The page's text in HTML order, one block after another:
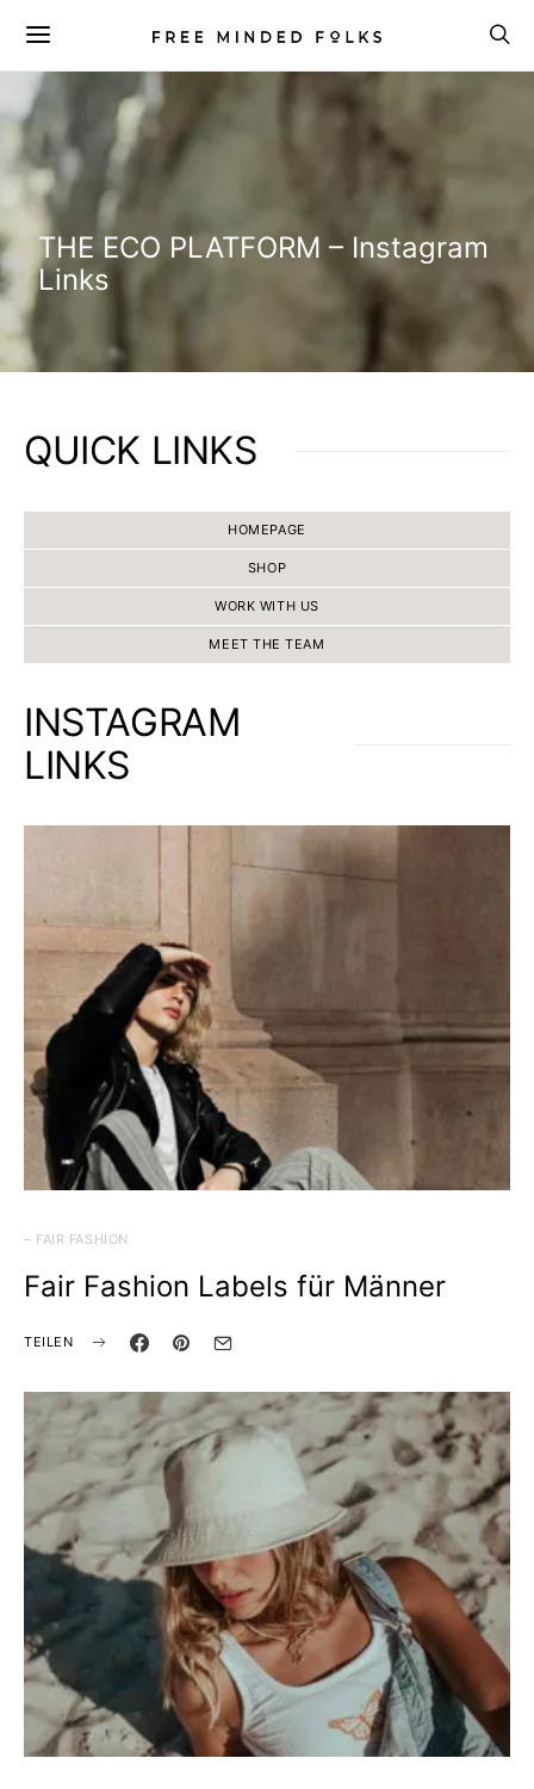
THE ECO PLATFORM – Instagram
Links
QUICK LINKS
HOMEPAGE
SHOP
WORK WITH US
MEET THE TEAM
INSTAGRAM
LINKS
– FAIR FASHION
Fair Fashion Labels für Männer
TEILEN